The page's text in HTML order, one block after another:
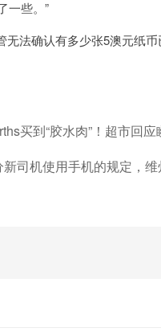
一些。”
无法确认有多少张5澳元纸
买到“胶水肉”！超市回应
司机使用手机的规定，维